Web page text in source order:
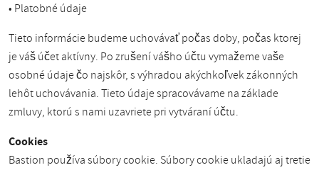
• Platobné údaje
Tieto informácie budeme uchovávať počas doby, počas ktorej
je váš účet aktívny. Po zrušení vášho účtu vymažeme vaše
osobné údaje čo najskôr, s výhradou akýchkoľvek zákonných
lehôt uchovávania. Tieto údaje spracovávame na základe
zmluvy, ktorú s nami uzavriete pri vytváraní účtu.
Cookies
Bastion používa súbory cookie. Súbory cookie ukladajú aj tretie